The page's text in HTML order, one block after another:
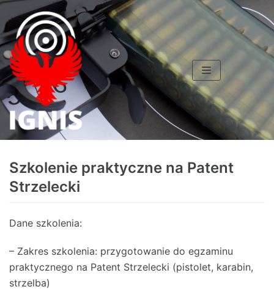
Skocz
do
treści
Szkolenie praktyczne na Patent
Strzelecki
Dane szkolenia:
– Zakres szkolenia: przygotowanie do egzaminu
praktycznego na Patent Strzelecki (pistolet, karabin,
strzelba)